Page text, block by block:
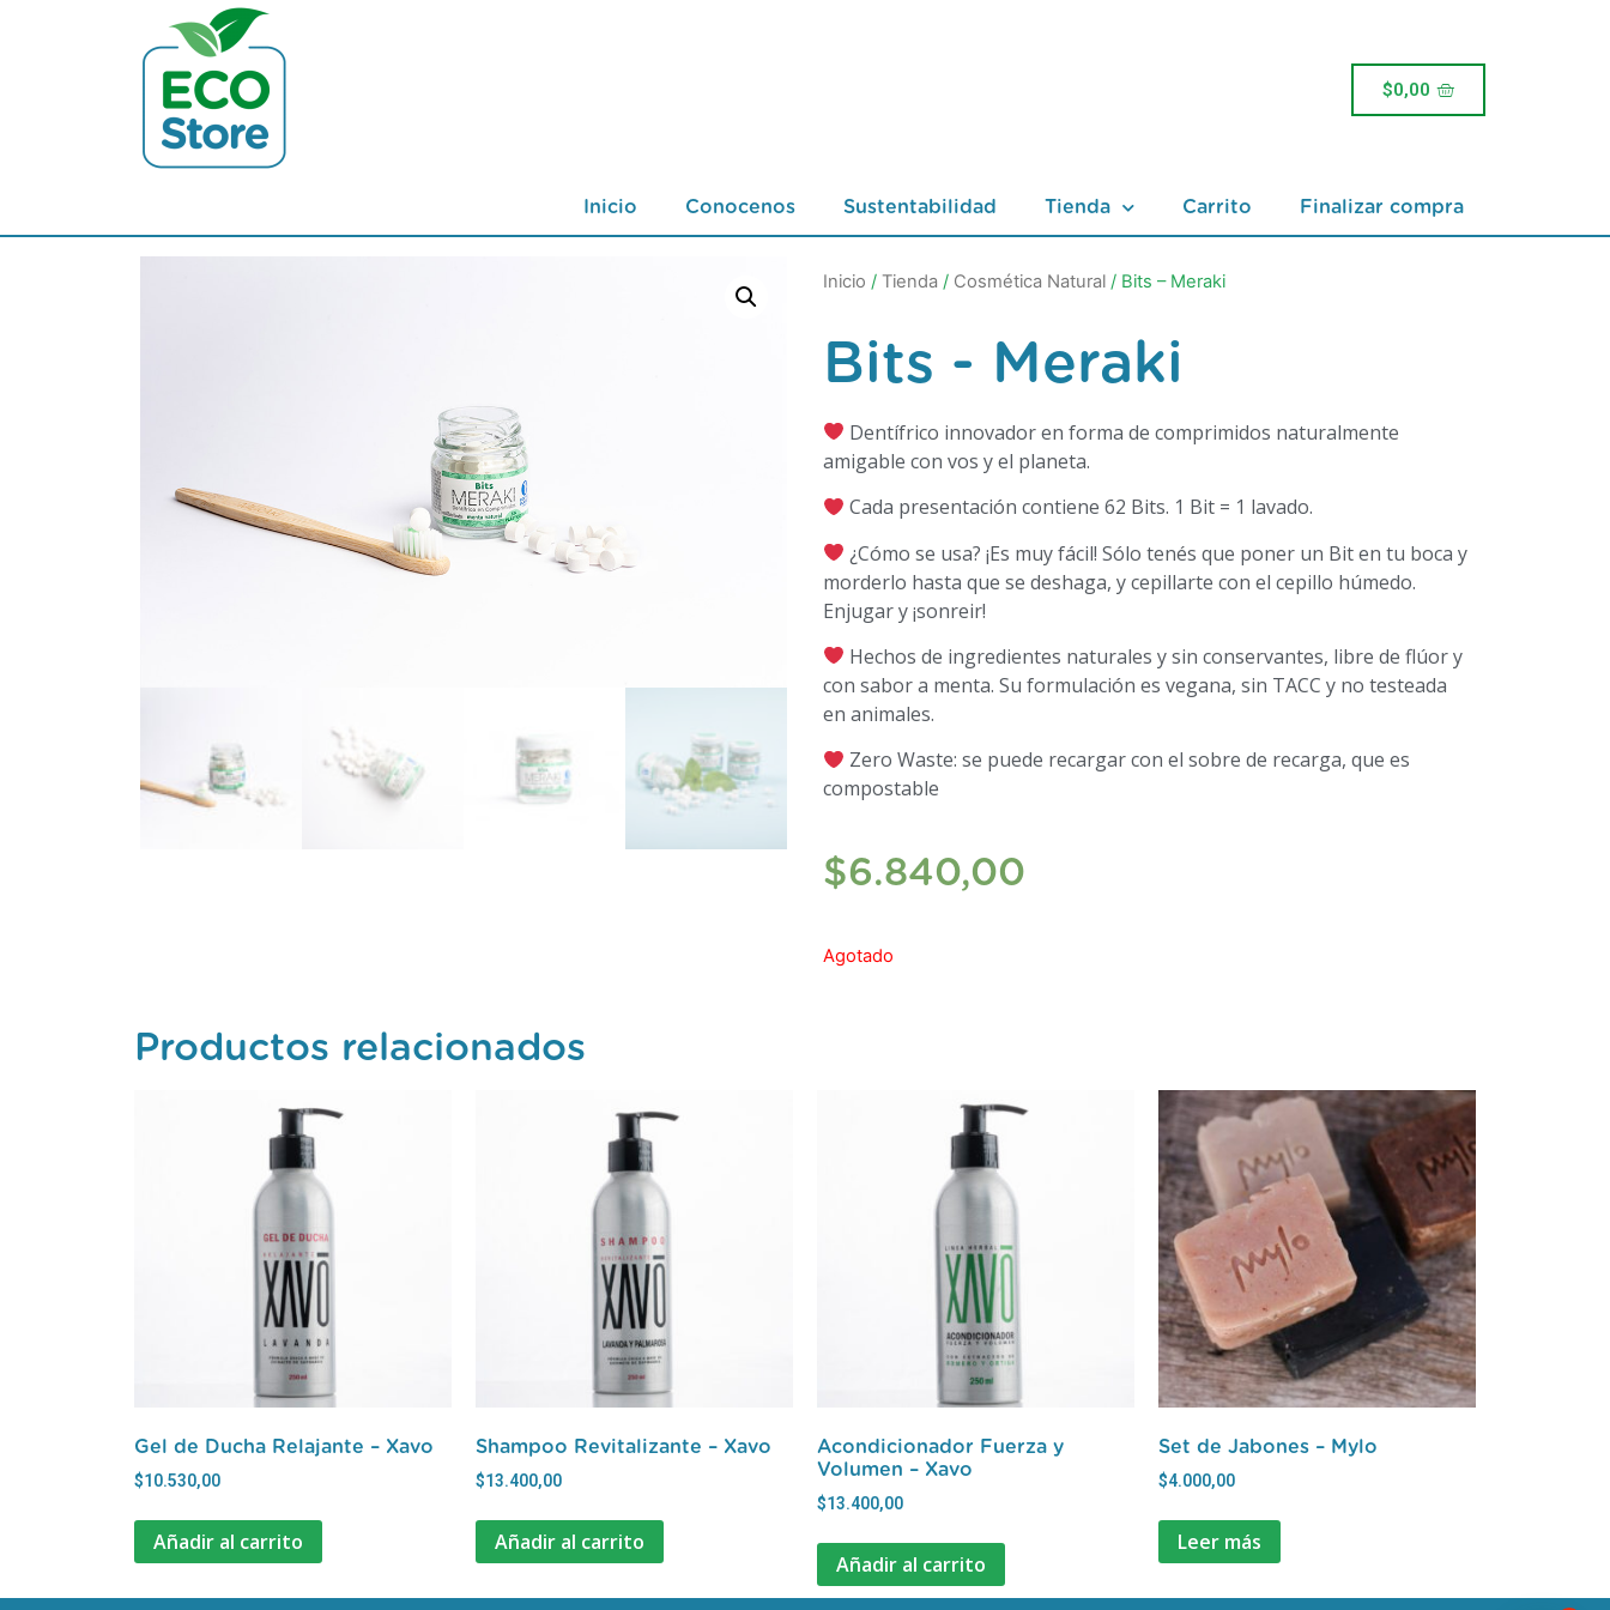
$0,00
Inicio Conocenos Sustentabilidad Tienda Carrito Finalizar compra
Inicio / Tienda / Cosmética Natural / Bits – Meraki
Bits - Meraki
Dentífrico innovador en forma de comprimidos naturalmente
amigable con vos y el planeta.
Cada presentación contiene 62 Bits. 1 Bit = 1 lavado.
¿Cómo se usa? ¡Es muy fácil! Sólo tenés que poner un Bit en tu boca y
morderlo hasta que se deshaga, y cepillarte con el cepillo húmedo.
Enjugar y ¡sonreir!
Hechos de ingredientes naturales y sin conservantes, libre de flúor y
con sabor a menta. Su formulación es vegana, sin TACC y no testeada
en animales.
Zero Waste: se puede recargar con el sobre de recarga, que es
compostable
$6.840,00
Agotado
Productos relacionados
Gel de Ducha Relajante – Xavo
$10.530,00
Añadir al carrito
Shampoo Revitalizante – Xavo
$13.400,00
Añadir al carrito
Acondicionador Fuerza y
Volumen – Xavo
$13.400,00
Añadir al carrito
Set de Jabones – Mylo
$4.000,00
Leer más